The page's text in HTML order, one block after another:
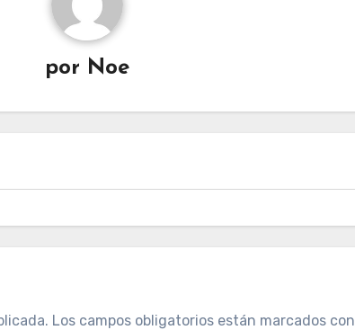
por Noe
Los campos obligatorios están marcados con